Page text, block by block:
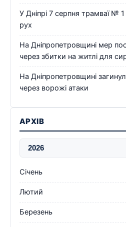
У Дніпрі 7 серпня трамваї №
рух
На Дніпропетровщині мер
через збитки на житлі для
На Дніпропетровщині
через ворожі атаки
АРХІВ
Січень
Лютий
Березень